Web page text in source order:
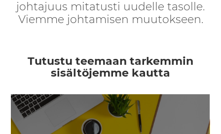
johtajuus mitatusti uudelle tasolle.
Viemme johtamisen muutokseen.
Tutustu teemaan tarkemmin
sisältöjemme kautta